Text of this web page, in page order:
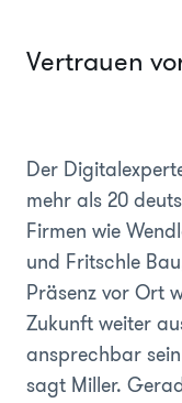
Vertrauen
Der
mehr als 20
Firmen wie
und Fritschle
Präsenz vor Ort
Zukunft weiter
ansprechbar
sagt Miller.